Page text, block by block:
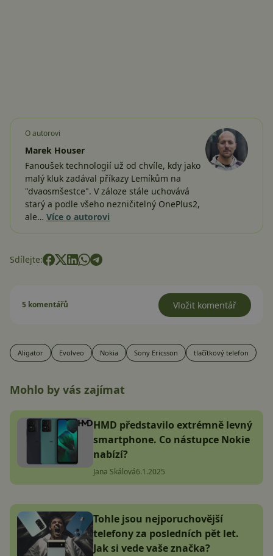
O autorovi
Marek Houser
Fanoušek technologií už od chvíle, kdy jako
malý kluk zadával příkazy Lemíkům na
"dvaosmšestce". V záloze stále uchovává
starý a podle všeho nezničitelný OnePlus2,
ale… Více o autorovi
Sdílejte:
5 komentářů Vložit komentář
Aligator Evolveo Nokia Sony Ericsson tlačítkový telefon
Mohlo by vás zajímat
HMD představilo extrémně levný
smartphone. Co nástupce Nokie
nabízí?
Jana Skálová6.1.2025
Tohle jsou nejporuchovější
telefony za posledních pět let.
Jak si vede vaše značka?